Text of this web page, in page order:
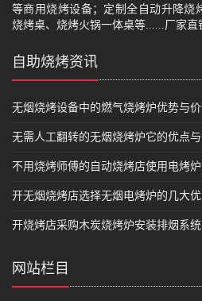
等商用烧烤设备；定制全自动升降烧
烧烤桌、烧烤火锅一体桌等......厂家直
自助烧烤资讯
无烟烧烤设备中的燃气烧烤炉优势与
无需人工翻转的无烟烧烤炉它的优点
不用烧烤师傅的自动烧烤店使用电烤
开无烟烧烤店选择无烟电烤炉的几大
开烧烤店采购木炭烧烤炉安装排烟系
网站栏目